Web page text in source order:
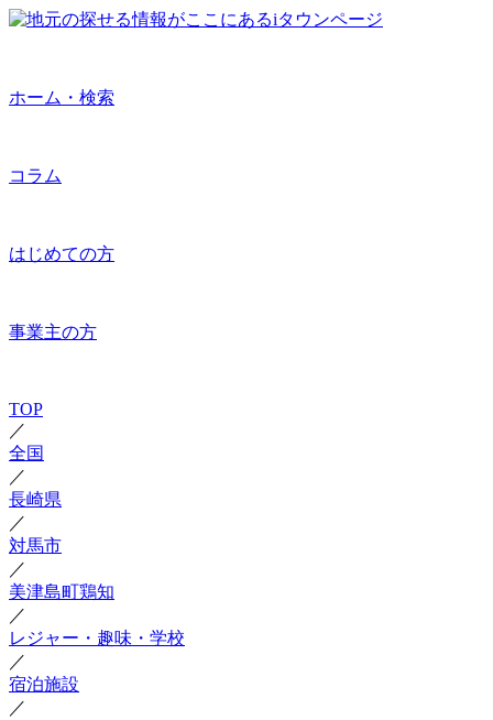
ホーム・検索
コラム
はじめての方
事業主の方
TOP
／
全国
／
長崎県
／
対馬市
／
美津島町鶏知
／
レジャー・趣味・学校
／
宿泊施設
／